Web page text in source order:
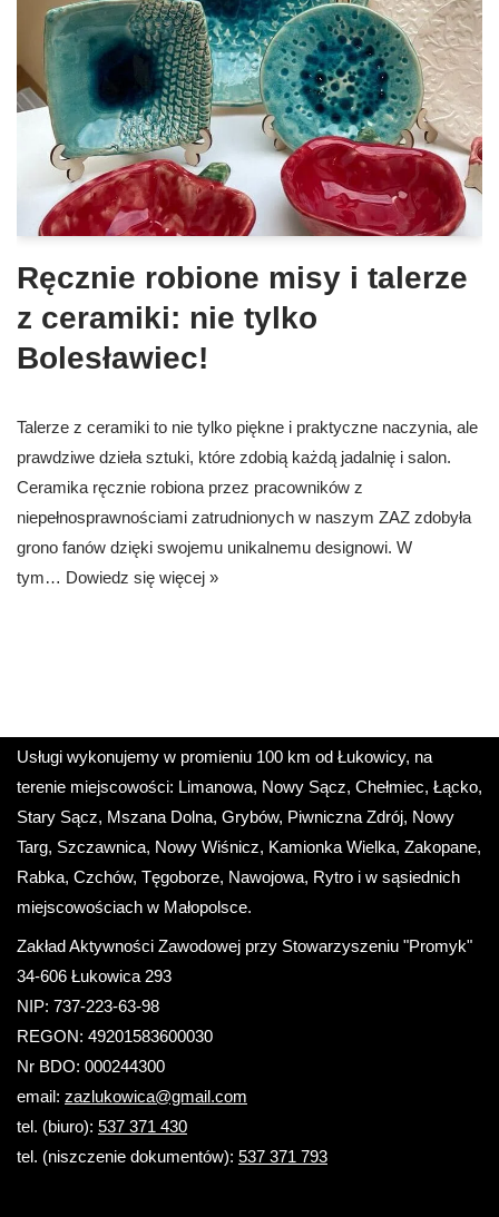
Ręcznie robione misy i talerze
z ceramiki: nie tylko
Bolesławiec!
Talerze z ceramiki to nie tylko piękne i praktyczne naczynia, ale
prawdziwe dzieła sztuki, które zdobią każdą jadalnię i salon.
Ceramika ręcznie robiona przez pracowników z
niepełnosprawnościami zatrudnionych w naszym ZAZ zdobyła
grono fanów dzięki swojemu unikalnemu designowi. W
tym… Dowiedz się więcej »
Usługi wykonujemy w promieniu 100 km od Łukowicy, na
terenie miejscowości: Limanowa, Nowy Sącz, Chełmiec, Łącko,
Stary Sącz, Mszana Dolna, Grybów, Piwniczna Zdrój, Nowy
Targ, Szczawnica, Nowy Wiśnicz, Kamionka Wielka, Zakopane,
Rabka, Czchów, Tęgoborze, Nawojowa, Rytro i w sąsiednich
miejscowościach w Małopolsce.
Zakład Aktywności Zawodowej przy Stowarzyszeniu "Promyk"
34-606 Łukowica 293
NIP: 737-223-63-98
REGON: 49201583600030
Nr BDO: 000244300
email: zazlukowica@gmail.com
tel. (biuro): 537 371 430
tel. (niszczenie dokumentów): 537 371 793